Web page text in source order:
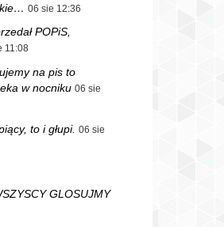
06 sie 12:36
POPiS,
11:08
na pis to
w nocniku 06 sie
to i głupi. 06 sie
GLOSUJMY